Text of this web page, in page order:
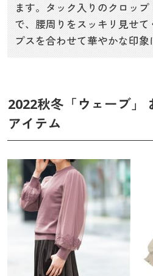
ます。タック入りのクロッ
で、腰周りをスッキリ見せ
プスを合わせて華やかな印象
2022秋冬「ウェーブ」
アイテム